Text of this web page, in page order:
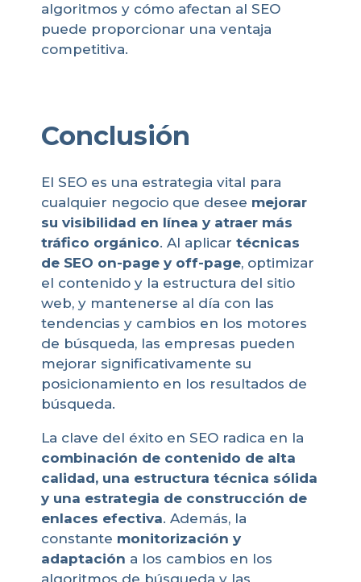
algoritmos y cómo afectan al SEO
puede proporcionar una ventaja
competitiva.
Conclusión
El SEO es una estrategia vital para
cualquier negocio que desee mejorar
su visibilidad en línea y atraer más
tráfico orgánico. Al aplicar técnicas
de SEO on-page y off-page, optimizar
el contenido y la estructura del sitio
web, y mantenerse al día con las
tendencias y cambios en los motores
de búsqueda, las empresas pueden
mejorar significativamente su
posicionamiento en los resultados de
búsqueda.
La clave del éxito en SEO radica en la
combinación de contenido de alta
calidad, una estructura técnica sólida
y una estrategia de construcción de
enlaces efectiva. Además, la
constante monitorización y
adaptación a los cambios en los
algoritmos de búsqueda y las